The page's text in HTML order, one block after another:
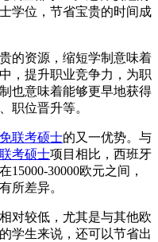
学位，节省宝贵的时间成
的资源，缩短学制意味着
，提升职业竞争力，为职
也意味着能够更早地获得
职位晋升等。
免联考硕士的又一优势。与
考硕士项目相比，西班牙
15000-30000欧元之间，
所差异。
对较低，尤其是与其他欧
学生来说，还可以节省出